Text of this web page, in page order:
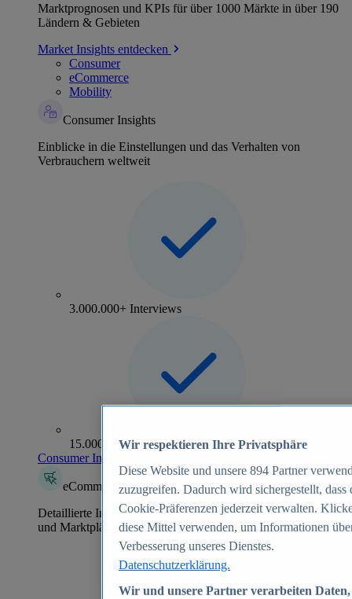
Marktprognosen und KPIs für über 1000 Märkte in über 190
Ländern & Gebieten
Market Insights entdecken
Consumer
eCommerce
Mobility
Consumer Insights
Einblicke in die Einstellungen und das Verhalten von
Verbrauchern weltweit
3.000.000+ Interviews
15.000+ Marken
Consumer Insights entdecken
eCommerce Insights
Detaillierte Informationen zu mehr als 39.000 Online-Shops
und Marktplätzen
Wir respektieren Ihre Privatsphäre
Diese Website und unsere 894 Partner
zuzugreifen. Dadurch wird sichergestellt,
Cookie-Präferenzen jederzeit verwalten.
diese Mittel verwenden, um Informationen
Verbesserung unseres Dienstes.
Datenschutzerklärung.
Wir und unsere Partner verarbeiten